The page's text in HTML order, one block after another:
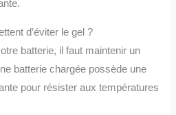
d’éviter le gel ?
batterie, il faut maintenir un
batterie chargée possède une
pour résister aux températures